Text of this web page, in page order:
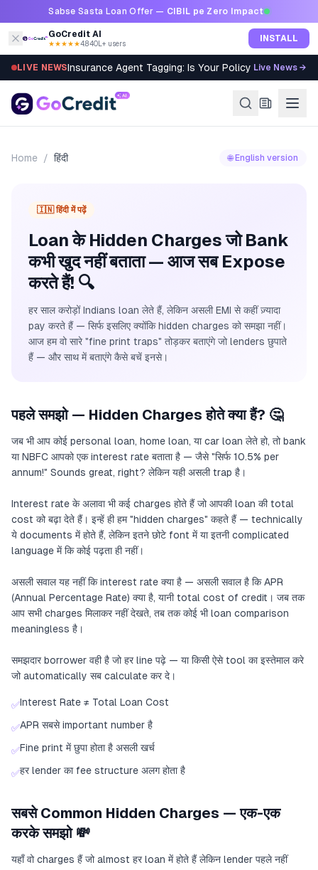
Skip to contentSabse Sasta Loan Offer — CIBIL pe Zero Impact
GoCredit AI
★★★★★4.8·40L+ users INSTALL
LIVE NEWSInsurance Agent Tagging: Is Your Policy Sold Right?
Live News →
Home / हिंदी 🌐 English version
🇮🇳 हिंदी में पढ़ें
Loan के Hidden Charges जो Bank
कभी खुद नहीं बताता — आज सब Expose
करते हैं! 🔍
हर साल करोड़ों Indians loan लेते हैं, लेकिन असली EMI से कहीं ज़्यादा
pay करते हैं — सिर्फ इसलिए क्योंकि hidden charges को समझा नहीं।
आज हम वो सारे "fine print traps" तोड़कर बताएंगे जो lenders छुपाते
हैं — और साथ में बताएंगे कैसे बचें इनसे।
पहले समझो — Hidden Charges होते क्या हैं? 🤔
जब भी आप कोई personal loan, home loan, या car loan लेते हो, तो bank
या NBFC आपको एक interest rate बताता है — जैसे "सिर्फ 10.5% per
annum!" Sounds great, right? लेकिन यही असली trap है।
Interest rate के अलावा भी कई charges होते हैं जो आपकी loan की total
cost को बढ़ा देते हैं। इन्हें ही हम "hidden charges" कहते हैं — technically
ये documents में होते हैं, लेकिन इतने छोटे font में या इतनी complicated
language में कि कोई पढ़ता ही नहीं।
असली सवाल यह नहीं कि interest rate क्या है — असली सवाल है कि APR
(Annual Percentage Rate) क्या है, यानी total cost of credit। जब तक
आप सभी charges मिलाकर नहीं देखते, तब तक कोई भी loan comparison
meaningless है।
समझदार borrower वही है जो हर line पढ़े — या किसी ऐसे tool का इस्तेमाल करे
जो automatically सब calculate कर दे।
✅Interest Rate ≠ Total Loan Cost
✅APR सबसे important number है
✅Fine print में छुपा होता है असली खर्च
✅हर lender का fee structure अलग होता है
सबसे Common Hidden Charges — एक-एक
करके समझो 💸
यहाँ वो charges हैं जो almost हर loan में होते हैं लेकिन lender पहले नहीं